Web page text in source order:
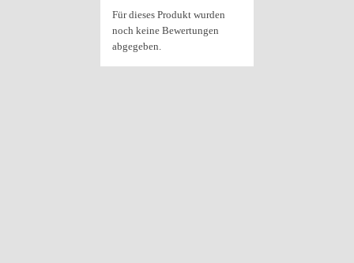
Für dieses Produkt wurden
noch keine Bewertungen
abgegeben.